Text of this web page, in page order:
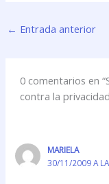
← Entrada anterior
0 comentarios en
contra la
MARIELA
30/11/2009 A